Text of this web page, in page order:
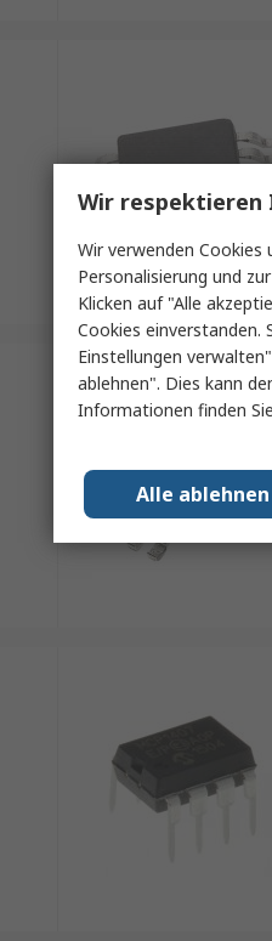
Wir respektieren
Wir verwenden
Personalisierung und
Klicken auf "Alle
Cookies einverstanden.
Einstellungen
ablehnen". Dies kann
Informationen finden
Alle ablehnen